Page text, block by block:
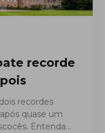
recorde
recordes
quase um
Entenda